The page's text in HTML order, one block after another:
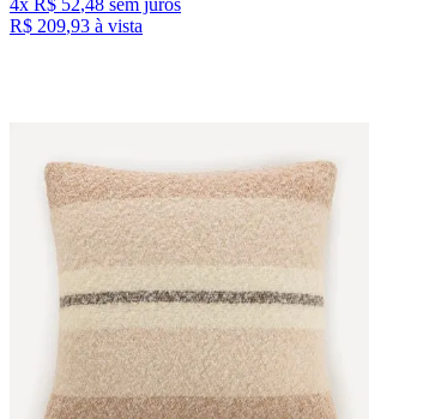
4x R$ 52,48 sem juros
R$ 209,93 à vista